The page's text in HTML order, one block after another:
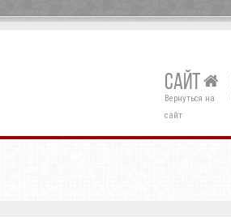
САЙТ
Вернуться на
сайт